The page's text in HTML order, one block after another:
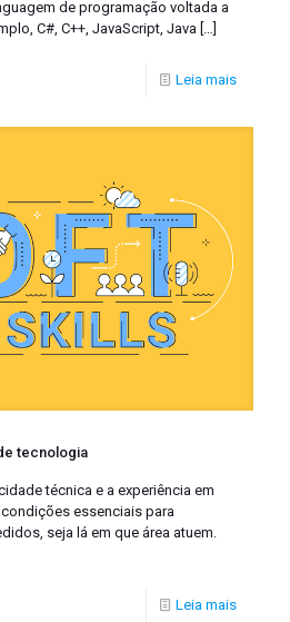
de programação voltada a
C#, C++, JavaScript, Java
Leia mais
tecnologia
técnica e a experiência em
essenciais para
seja lá em que área atuem.
Leia mais